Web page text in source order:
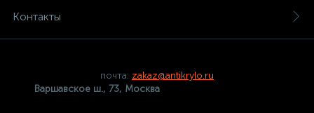
Контакты
почта: zakaz@antikrylo.ru
Варшавское ш., 73, Москва